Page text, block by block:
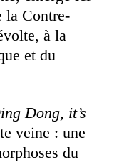
la Contre-
à la
et du
Dong, it’s
veine : une
du